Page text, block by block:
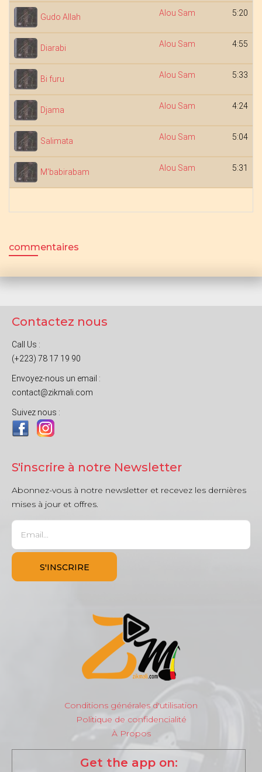
Gudo Allah Alou Sam 5:20
Diarabi Alou Sam 4:55
Bi furu Alou Sam 5:33
Djama Alou Sam 4:24
Salimata Alou Sam 5:04
M'babirabam Alou Sam 5:31
commentaires
Contactez nous
Call Us :
(+223) 78 17 19 90
Envoyez-nous un email :
contact@zikmali.com
Suivez nous :
S'inscrire à notre Newsletter
Abonnez-vous à notre newsletter et recevez les dernières
mises à jour et offres.
Conditions générales d'utilisation
Politique de confidencialité
À Propos
Get the app on: